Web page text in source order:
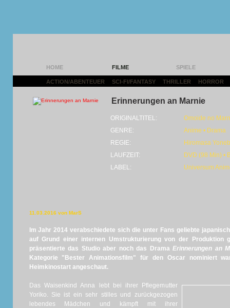
HOME FILME SPIELE
ACTION/ABENTEUER SCI-FI/FANTASY THRILLER HORROR
Erinnerungen an Marnie
ORIGINALTITEL:
Omoide no
GENRE:
Anime • Drama
REGIE:
Hiromasa
LAUFZEIT:
DVD (98 Min) •
LABEL:
Universum
11.03.2016 von MarS
Im Jahr 2014 verabschiedete sich die unter Fans geliebte
auf Grund einer internen Umstrukturierung von der Produktion
präsentierte das Studio aber noch das Drama Erinnerungen an
Kategorie "Bester Animationsfilm" für den Oscar nominiert
Heimkinostart angeschaut.
Das Waisenkind Anna lebt bei ihrer Pflegemutter
Yoriko. Sie ist ein sehr stilles und zurückgezogen
lebendes Mädchen und kämpft mit ihrer